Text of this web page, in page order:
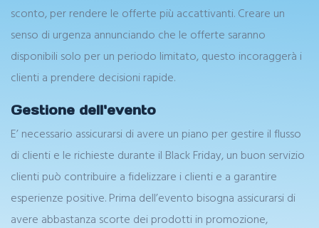
sconto, per rendere le offerte più accattivanti. Creare un
senso di urgenza annunciando che le offerte saranno
disponibili solo per un periodo limitato, questo incoraggerà i
clienti a prendere decisioni rapide.
Gestione dell'evento
E’ necessario assicurarsi di avere un piano per gestire il flusso
di clienti e le richieste durante il Black Friday, un buon servizio
clienti può contribuire a fidelizzare i clienti e a garantire
esperienze positive. Prima dell’evento bisogna assicurarsi di
avere abbastanza scorte dei prodotti in promozione,